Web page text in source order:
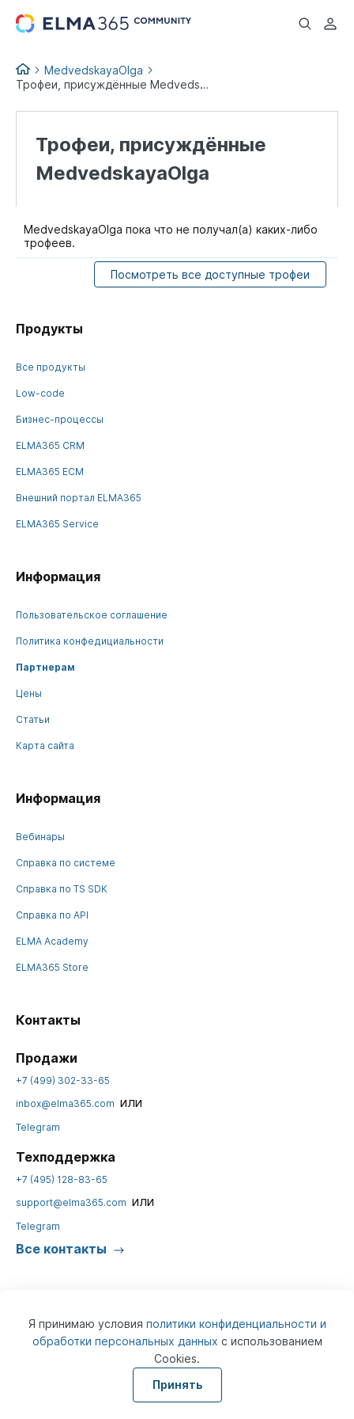
...
MedvedskayaOlga
Трофеи, присуждённые MedvedskayaOlga
Трофеи, присуждённые
MedvedskayaOlga
MedvedskayaOlga пока что не получал(а) каких-либо
трофеев.
Посмотреть все доступные трофеи
Я принимаю условия политики конфиденциальности и
обработки персональных данных с использованием
Cookies.
Принять
Продукты
Все продукты
Low-code
Бизнес-процессы
ELMA365 CRM
ELMA365 ECM
Внешний портал ELMA365
ELMA365 Service
Информация
Пользовательское соглашение
Политика конфедициальности
Партнерам
Цены
Статьи
Карта сайта
Информация
Вебинары
Справка по системе
Справка по TS SDK
Справка по API
ELMA Academy
ELMA365 Store
Контакты
Продажи
+7 (499) 302-33-65
inbox@elma365.com или
Telegram
Техподдержка
+7 (495) 128-83-65
support@elma365.com или
Telegram
Все контакты
Информация на сайте предназначена для юридических лиц и не
является информацией, предназначенной для публичного
ознакомления потребителей.